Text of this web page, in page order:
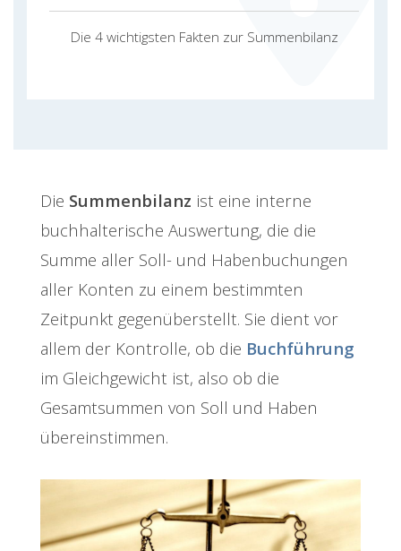
Die 4 wichtigsten Fakten zur Summenbilanz
Die Summenbilanz ist eine interne
buchhalterische Auswertung, die die
Summe aller Soll- und Habenbuchungen
aller Konten zu einem bestimmten
Zeitpunkt gegenüberstellt. Sie dient vor
allem der Kontrolle, ob die Buchführung
im Gleichgewicht ist, also ob die
Gesamtsummen von Soll und Haben
übereinstimmen.